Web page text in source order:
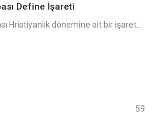
Define İşareti
Hristiyanlık dönemine ait bir işaret...
59